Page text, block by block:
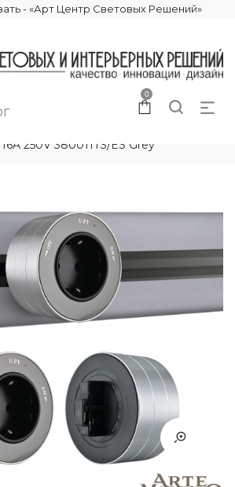
- «Арт Центр Световых Решений»
0
250V 380011TS/ES Grey